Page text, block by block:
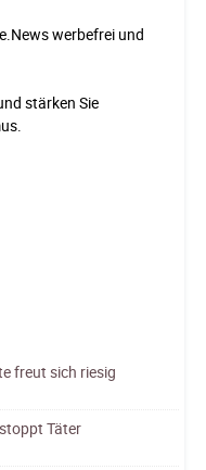
werbefrei und
stärken Sie
freut sich riesig
Täter